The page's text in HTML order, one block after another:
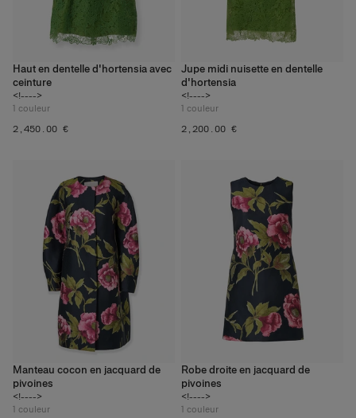
Haut en dentelle d'hortensia avec
ceinture
<!---->
1 couleur
‌2,450.00 €
Jupe midi nuisette en dentelle
d'hortensia
<!---->
1 couleur
‌2,200.00 €
Manteau cocon en jacquard de
pivoines
<!---->
1 couleur
Robe droite en jacquard de
pivoines
<!---->
1 couleur